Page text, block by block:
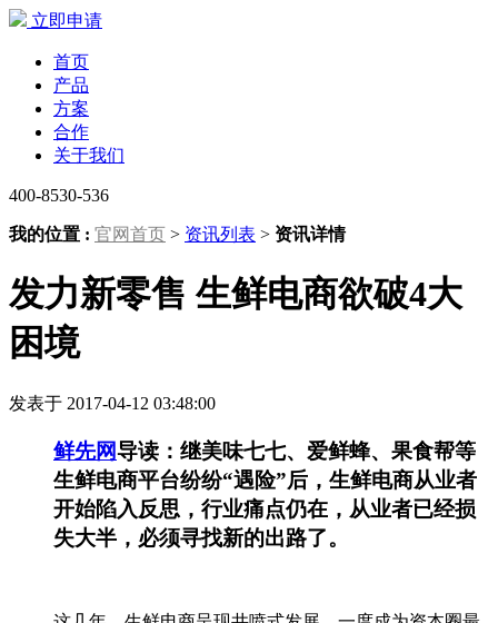
立即申请
首页
产品
方案
合作
关于我们
400-8530-536
我的位置 : 官网首页 > 资讯列表 > 资讯详情
发力新零售 生鲜电商欲破4大
困境
发表于 2017-04-12 03:48:00
鲜先网导读：继美味七七、爱鲜蜂、果食帮等
生鲜电商平台纷纷“遇险”后，生鲜电商从业者
开始陷入反思，行业痛点仍在，从业者已经损
失大半，必须寻找新的出路了。